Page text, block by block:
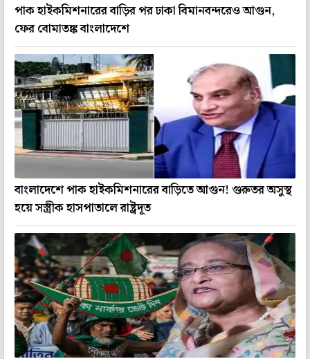
পাক হাইকমিশনারের বাড়ির পর ঢাকা বিমানবন্দরেও আগুন,
ফের বোমাতঙ্ক বাংলাদেশে
বাংলাদেশে পাক হাইকমিশনারের বাড়িতে আগুন! গুরুতর অসুস্থ
হয়ে সস্ত্রীক হাসপাতালে রাষ্ট্রদূত